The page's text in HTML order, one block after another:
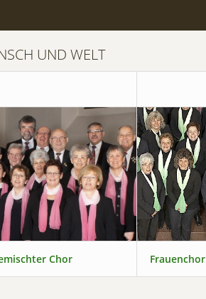
UND WELT
Chor Frauenchor